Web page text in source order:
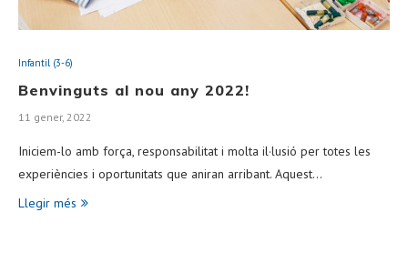
Infantil (3-6)
Benvinguts al nou any 2022!
11 gener, 2022
Iniciem-lo amb força, responsabilitat i molta il·lusió per totes les
experiències i oportunitats que aniran arribant. Aquest…
Llegir més